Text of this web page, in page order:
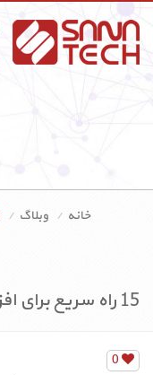
خانه
وبلاگ
15 راه سریع برای افزایش نرخ تبدیل وب سایت
0